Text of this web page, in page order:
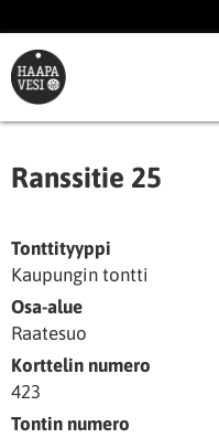
pääsisältöön
Ranssitie 25
Tonttityyppi
Kaupungin tontti
Osa-alue
Raatesuo
Korttelin numero
423
Tontin numero